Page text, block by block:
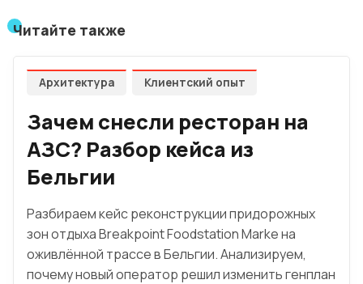
Читайте также
Архитектура Клиентский опыт
Зачем снесли ресторан на
АЗС? Разбор кейса из
Бельгии
Разбираем кейс реконструкции придорожных
зон отдыха Breakpoint Foodstation Marke на
оживлённой трассе в Бельгии. Анализируем,
почему новый оператор решил изменить генплан